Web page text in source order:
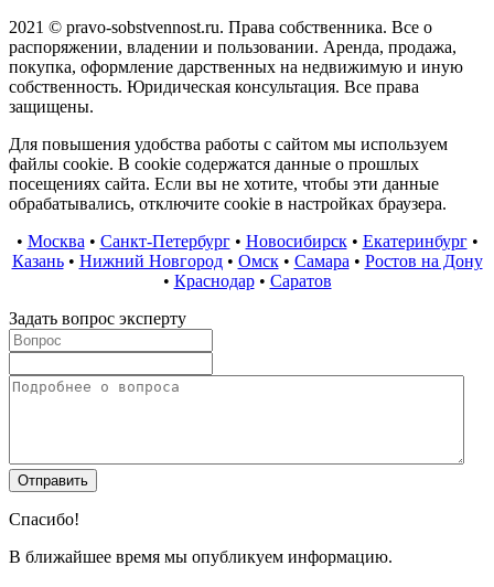
2021 © pravo-sobstvennost.ru. Права собственника. Все о
распоряжении, владении и пользовании. Аренда, продажа,
покупка, оформление дарственных на недвижимую и иную
собственность. Юридическая консультация. Все права
защищены.
Для повышения удобства работы с сайтом мы используем
файлы cookie. В cookie содержатся данные о прошлых
посещениях сайта. Если вы не хотите, чтобы эти данные
обрабатывались, отключите cookie в настройках браузера.
• Москва • Санкт-Петербург• Новосибирск• Екатеринбург•
Казань• Нижний Новгород• Омск• Самара • Ростов на Дону
• Краснодар• Саратов
Задать вопрос эксперту
Спасибо!
В ближайшее время мы опубликуем информацию.